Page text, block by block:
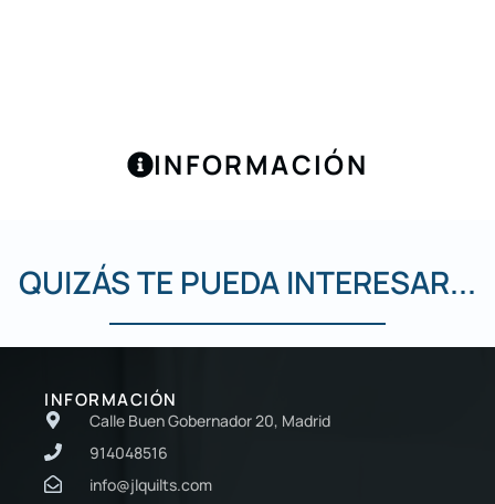
INFORMACIÓN
QUIZÁS TE PUEDA INTERESAR...
INFORMACIÓN
Calle Buen Gobernador 20, Madrid
914048516
info@jlquilts.com